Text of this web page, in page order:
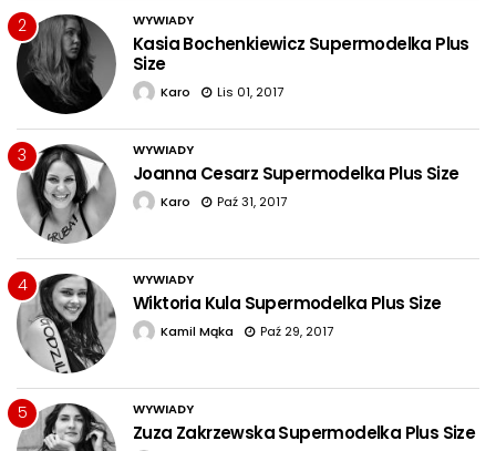
2 WYWIADY
Kasia Bochenkiewicz Supermodelka Plus
Size
Karo Lis 01, 2017
3 WYWIADY
Joanna Cesarz Supermodelka Plus Size
Karo Paź 31, 2017
4 WYWIADY
Wiktoria Kula Supermodelka Plus Size
Kamil Mąka Paź 29, 2017
5 WYWIADY
Zuza Zakrzewska Supermodelka Plus Size